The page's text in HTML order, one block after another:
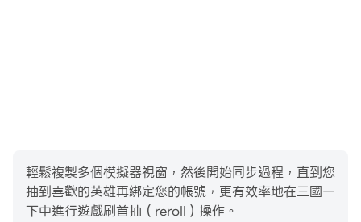
輕鬆複製多個模擬器視窗，然後開始同步過程，直到您
抽到喜歡的英雄再綁定您的帳號，更有效率地在三國一
下中進行遊戲刷首抽（reroll）操作。